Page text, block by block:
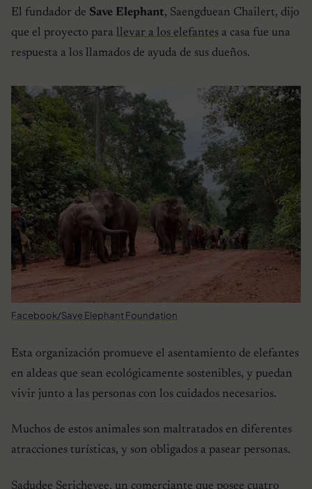
El fundador de Save Elephant, Saengduean Chailert, dijo
que el proyecto para llevar a los elefantes a casa fue una
respuesta a los llamados de ayuda de sus dueños.
Facebook/Save Elephant Foundation
Esta organización promueve el asentamiento de elefantes
en aldeas que sean ecológicamente sostenibles, y puedan
vivir junto a las personas con los cuidados necesarios.
Muchos de estos animales son maltratados en diferentes
atracciones turísticas, y son obligados a pasear personas.
Sadudee Serichevee, un comerciante que posee cuatro